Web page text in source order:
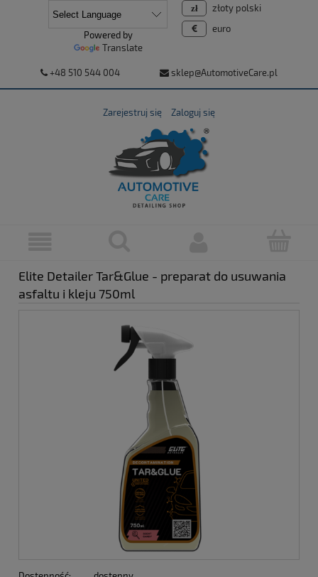
+48 510 544 004 sklep@AutomotiveCare.pl
Zarejestruj się Zaloguj się
złoty polski
euro
Powered by
Translate
Elite Detailer Tar&Glue - preparat do usuwania
asfaltu i kleju 750ml